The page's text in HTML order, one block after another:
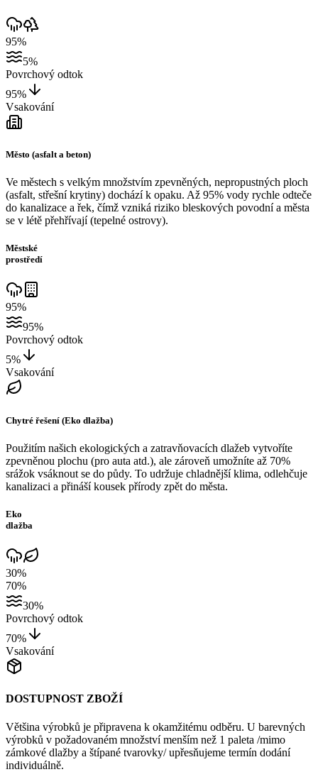
95%
5%
Povrchový odtok
95%
Vsakování
Město (asfalt a beton)
Ve městech s velkým množstvím zpevněných, nepropustných ploch
(asfalt, střešní krytiny) dochází k opaku. Až 95% vody rychle odteče
do kanalizace a řek, čímž vzniká riziko bleskových povodní a města
se v létě přehřívají (tepelné ostrovy).
Městské
prostředí
95%
95%
Povrchový odtok
5%
Vsakování
Chytré řešení (Eko dlažba)
Použitím našich ekologických a zatravňovacích dlažeb vytvoříte
zpevněnou plochu (pro auta atd.), ale zároveň umožníte až 70%
srážok vsáknout se do půdy. To udržuje chladnější klima, odlehčuje
kanalizaci a přináší kousek přírody zpět do města.
Eko
dlažba
30%
70%
30%
Povrchový odtok
70%
Vsakování
DOSTUPNOST ZBOŽÍ
Většina výrobků je připravena k okamžitému odběru. U barevných
výrobků v požadovaném množství menším než 1 paleta /mimo
zámkové dlažby a štípané tvarovky/ upřesňujeme termín dodání
individuálně.